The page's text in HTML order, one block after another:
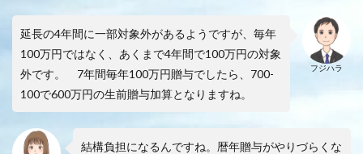
フジハラ
延長の4年間に一部対象外があるようですが、毎年
100万円ではなく、あくまで4年間で100万円の対象
外です。 7年間毎年100万円贈与でしたら、700-
100で600万円の生前贈与加算となりますね。
結構負担になるんですね。暦年贈与がやりづらくな